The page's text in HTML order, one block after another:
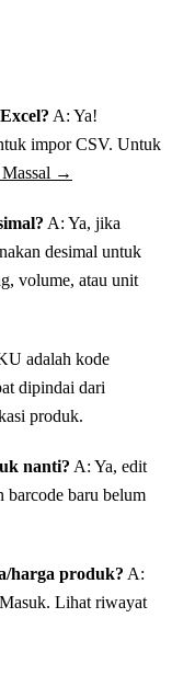
A: Ya!
impor CSV. Untuk
Massal →
A: Ya, jika
desimal untuk
volume, atau unit
adalah kode
dipindai dari
produk.
nanti? A: Ya, edit
barcode baru belum
harga produk? A:
Lihat riwayat